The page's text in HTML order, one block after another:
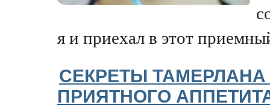
я и приехал в этот
СЕКРЕТЫ
ПРИЯТНОГО